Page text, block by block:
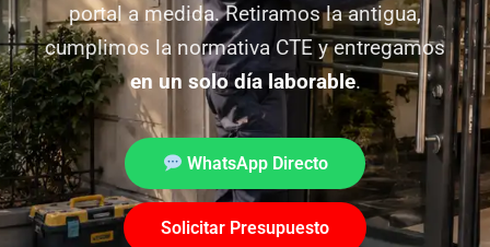
portal a medida. Retiramos la antigua,
cumplimos la normativa CTE y entregamos
en un solo día laborable.
WhatsApp Directo
Solicitar Presupuesto